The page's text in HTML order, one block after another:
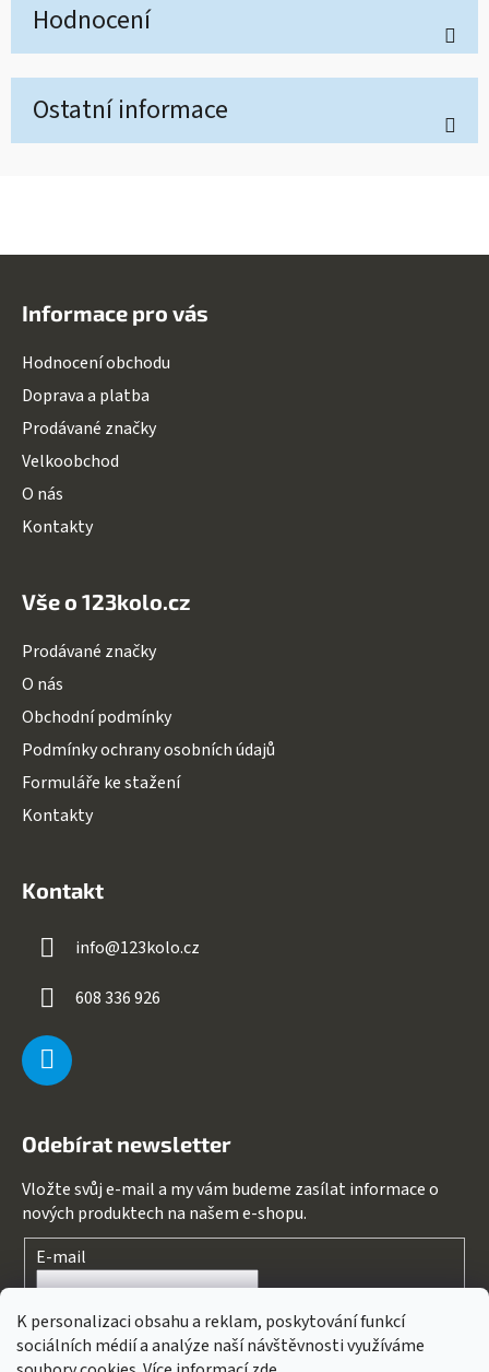
K personalizaci obsahu a reklam, poskytování funkcí
sociálních médií a analýze naší návštěvnosti využíváme
Hodnocení
Ostatní informace
Informace pro vás
Hodnocení obchodu
Doprava a platba
Prodávané značky
Velkoobchod
O nás
Kontakty
Vše o 123kolo.cz
Prodávané značky
O nás
Obchodní podmínky
Podmínky ochrany osobních údajů
Formuláře ke stažení
Kontakty
Kontakt
info@123kolo.cz
608 336 926
Odebírat newsletter
Vložte svůj e-mail a my vám budeme zasílat informace o
nových produktech na našem e-shopu.
E-mail
Souhlasím spodmínkami ochrany osobních údajů
PŘIHLÁSIT SE